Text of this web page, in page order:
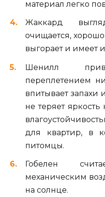
материал легко
Жаккард
очищается,
выгорает и имеет
Шенилл
переплетением
впитывает запахи
не теряет яркость
для квартир, в
питомцы.
Гобелен
механическим
на солнце.